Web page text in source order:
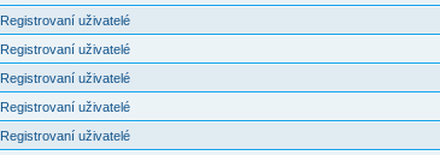
Registrovaní uživatelé
Registrovaní uživatelé
Registrovaní uživatelé
Registrovaní uživatelé
Registrovaní uživatelé